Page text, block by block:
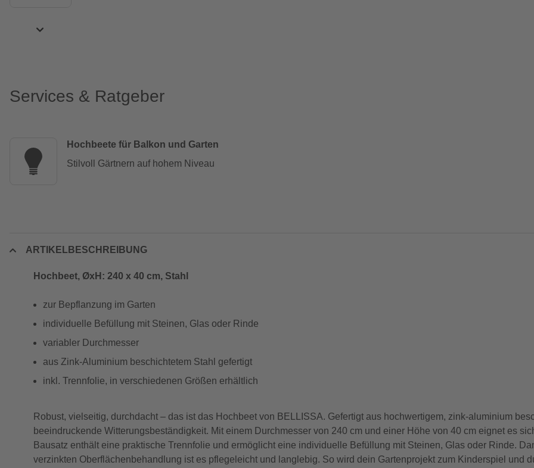
Services & Ratgeber
Hochbeete für Balkon und Garten
Stilvoll Gärtnern auf hohem Niveau
ARTIKELBESCHREIBUNG
Hochbeet, ØxH: 240 x 40 cm, Stahl
zur Bepflanzung im Garten
individuelle Befüllung mit Steinen, Glas oder Rinde
variabler Durchmesser
aus Zink-Aluminium beschichtetem Stahl gefertigt
inkl. Trennfolie, in verschiedenen Größen erhältlich
Robust, vielseitig, durchdacht – das ist das Hochbeet von BELLISSA. Gefertigt aus hochwertigem, zink-aluminium
beeindruckende Witterungsbeständigkeit. Mit einem Durchmesser von 240 cm und einer Höhe von 40 cm eignet es
Bausatz enthält eine praktische Trennfolie und ermöglicht eine individuelle Befüllung mit Steinen, Glas oder Rinde.
verzinkten Oberflächenbehandlung ist es pflegeleicht und langlebig. So wird dein Gartenprojekt zum Kinderspiel und